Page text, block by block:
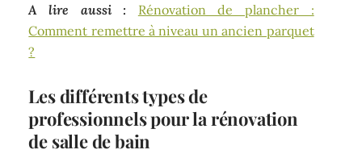
A lire aussi :
Rénovation de plancher :
Comment remettre à niveau un ancien parquet
?
Les différents types de
professionnels pour la rénovation
de salle de bain